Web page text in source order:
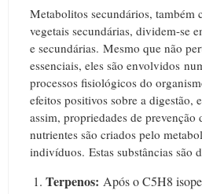
Metabolitos secundários, também
vegetais secundárias, dividem-se
e secundárias. Mesmo que não
essenciais, eles são envolvidos
processos fisiológicos do
efeitos positivos sobre a digestão,
assim, propriedades de prevenção
nutrientes são criados pelo
indivíduos. Estas substâncias são
Terpenos: Após o C5H8